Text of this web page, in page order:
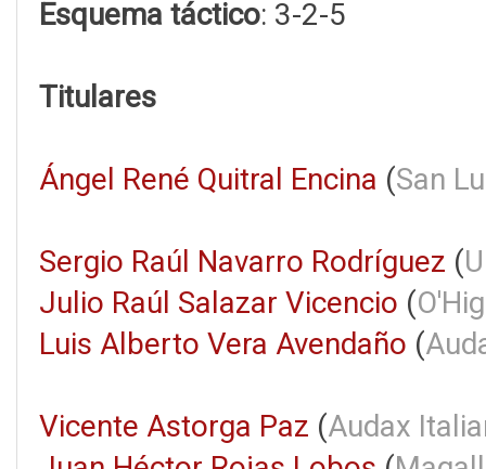
Esquema táctico: 3-2-5
Titulares
Ángel René Quitral Encina (San
Sergio Raúl Navarro Rodríguez (
Julio Raúl Salazar Vicencio (
Luis Alberto Vera Avendaño (
Vicente Astorga Paz (Audax